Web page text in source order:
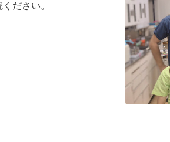
ださい。